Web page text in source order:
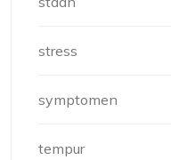
stress
symptomen
tempur